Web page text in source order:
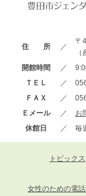
住 所 ／
〒
開館時間
／
ＴＥＬ
／
ＦＡＸ
／
Ｅメール
／
お
休館日
／ 毎
トピックス
女性のための電